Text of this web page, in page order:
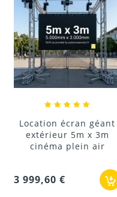
Location écran géant
extérieur 5m x 3m
cinéma plein air
3 999,60 €